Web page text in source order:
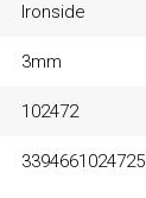
Ironside
3mm
102472
3394661024725